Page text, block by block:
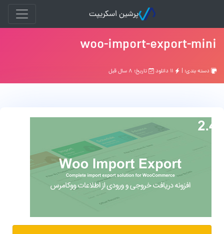
پرشین اسکریپت
woo-import-export-mini
دسته بندی: | تاریخ: ۸ سال قبل